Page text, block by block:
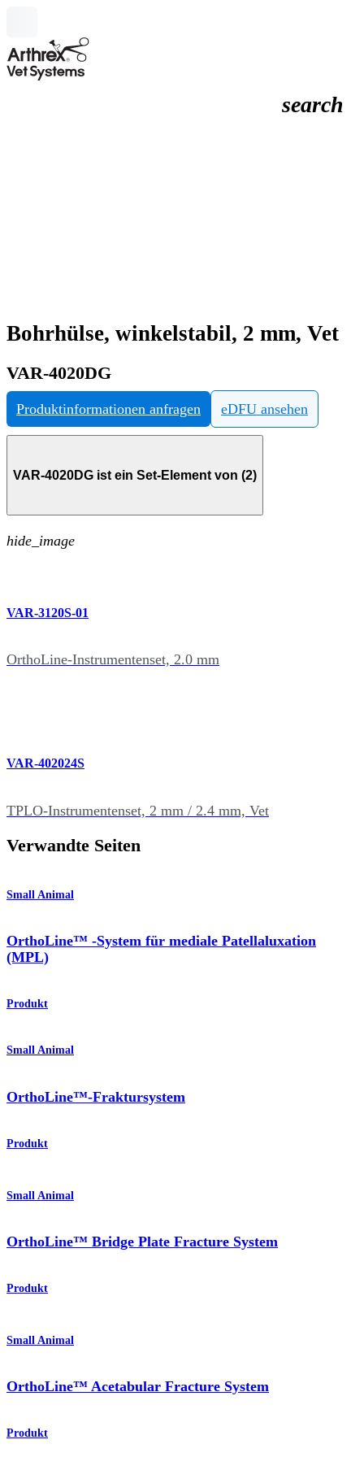
search
Bohrhülse, winkelstabil, 2 mm, Vet
VAR-4020DG
Produktinformationen anfragen eDFU ansehen
VAR-4020DG ist ein Set-Element von (2)
hide_image
VAR-3120S-01
OrthoLine-Instrumentenset, 2.0 mm
VAR-402024S
TPLO-Instrumentenset, 2 mm / 2.4 mm, Vet
Verwandte Seiten
Small Animal
OrthoLine™ -System für mediale Patellaluxation
(MPL)
Produkt
Small Animal
OrthoLine™-Fraktursystem
Produkt
Small Animal
OrthoLine™ Bridge Plate Fracture System
Produkt
Small Animal
OrthoLine™ Acetabular Fracture System
Produkt